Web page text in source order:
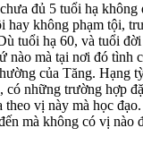
đủ 5 tuổi hạ
không phạm tội,
tuổi hạ 60, và tuổi
mà tại nơi đó tình
của Tăng. Hạng
những trường hợp
vị này mà học
mà không có vị